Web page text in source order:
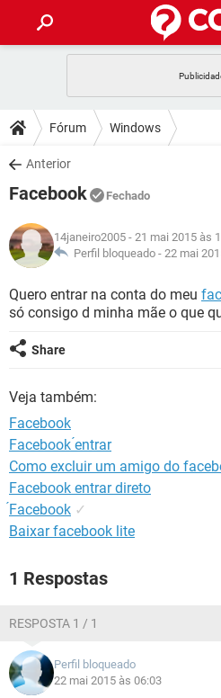
CELULAR
OUTLOOK
INSTAGRAM
GUIA DE COMPRAS
DICAS
JOGOS
INSTAGRAM
GUIA DE COMPRAS
DOWNLOADS
JOGOS
CELULAR
OUTLOOK
GUIA DE COMPRAS
JOGOS
CELULAR
OUTLOOK
GLOSSÁRIO
CELULAR
OUTLOOK
GUIA DE COMPRAS
Fórum Windows
Anterior
Facebook Fechado
14janeiro2005 - 21 mai 2015 às
Perfil bloqueado - 22 mai
Quero entrar na conta do meu
só consigo d minha mãe o que
Share
Veja também:
Facebook
Facebook ́entrar
Como excluir um amigo do
Facebook entrar direto
́Facebook ✓
Baixar facebook lite
1 Respostas
RESPOSTA 1 / 1
Perfil bloqueado
22 mai 2015 às 06:03